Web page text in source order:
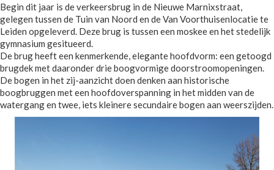
Begin dit jaar is de verkeersbrug in de Nieuwe Marnixstraat,
gelegen tussen de Tuin van Noord en de Van Voorthuisenlocatie te
Leiden opgeleverd. Deze brug is tussen een moskee en het stedelijk
gymnasium gesitueerd.
De brug heeft een kenmerkende, elegante hoofdvorm: een getoogd
brugdek met daaronder drie boogvormige doorstroomopeningen.
De bogen in het zij-aanzicht doen denken aan historische
boogbruggen met een hoofdoverspanning in het midden van de
watergang en twee, iets kleinere secundaire bogen aan weerszijden.